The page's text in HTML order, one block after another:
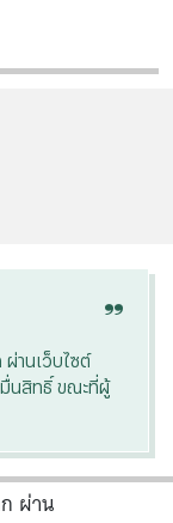
“
านเว็บไซต์
มื่นสิทธิ์ ขณะที่ผู้
ผ่าน